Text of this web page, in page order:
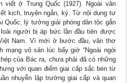
viết ở Trung Quốc (1927). Ngoài văn
kịch, truyện ngắn, ký. Từ nội dung tư
Quốc, lý tưởng giải phóng dân tộc gắn
người bị áp bức lần đầu tiên được
Nam. Vì mới ở bước đầu, văn thơ
mạng vô sản lúc bấy giờ “Ngoài ngòi
của Bác ra, chưa phải đã có những
với quan điểm giai cấp sắc bén từ
nhuyễn lập trường giai cấp và quan